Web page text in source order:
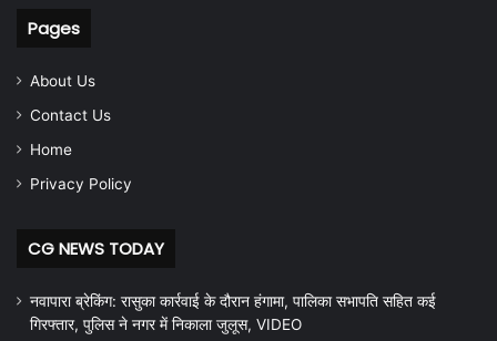
Pages
About Us
Contact Us
Home
Privacy Policy
CG NEWS TODAY
नवापारा ब्रेकिंग: रासुका कार्रवाई के दौरान हंगामा, पालिका सभापति सहित कई
गिरफ्तार, पुलिस ने नगर में निकाला जुलूस, VIDEO